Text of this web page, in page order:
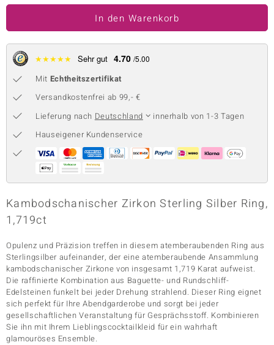
BY DE MELO
Collection
Classics
In den Warenkorb
★★★★★ Sehr gut 4.70 /5.00
Mit Echtheitszertifikat
Versandkostenfrei ab 99,- €
Lieferung nach Deutschland
innerhalb von 1-3 Tagen
Hauseigener Kundenservice
Kambodschanischer Zirkon Sterling Silber Ring,
1,719ct
Opulenz und Präzision treffen in diesem atemberaubenden Ring aus
Sterlingsilber aufeinander, der eine atemberaubende Ansammlung
kambodschanischer Zirkone von insgesamt 1,719 Karat aufweist.
Die raffinierte Kombination aus Baguette- und Rundschliff-
Edelsteinen funkelt bei jeder Drehung strahlend. Dieser Ring eignet
sich perfekt für Ihre Abendgarderobe und sorgt bei jeder
gesellschaftlichen Veranstaltung für Gesprächsstoff. Kombinieren
Sie ihn mit Ihrem Lieblingscocktailkleid für ein wahrhaft
glamouröses Ensemble.